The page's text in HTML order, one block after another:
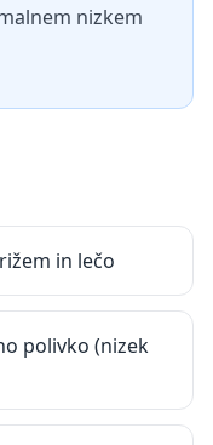
nizkem
in lečo
polivko (nizek